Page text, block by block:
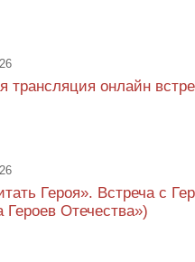
трансляция онлайн
Героя». Встреча с
Героев Отечества»)